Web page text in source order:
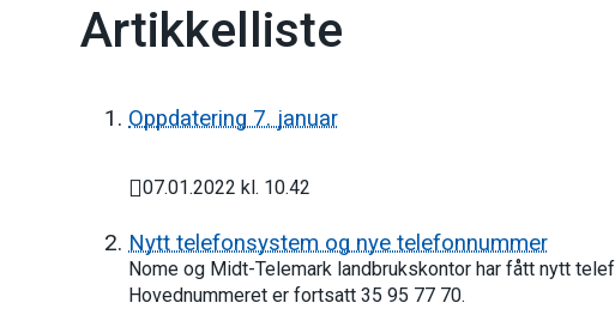
Artikkelliste
Oppdatering 7. januar
Publisert
07.01.2022 kl. 10.42
Nytt telefonsystem og nye telefonnummer
Nome og Midt-Telemark landbrukskontor har fått nytt
Hovednummeret er fortsatt 35 95 77 70.